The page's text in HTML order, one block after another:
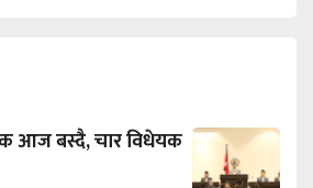
आज बस्दै, चार विधेयक